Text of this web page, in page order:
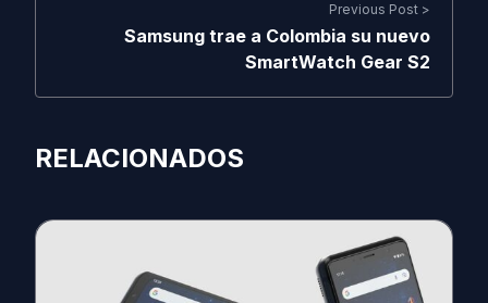
Previous Post >
Samsung trae a Colombia su nuevo
SmartWatch Gear S2
RELACIONADOS